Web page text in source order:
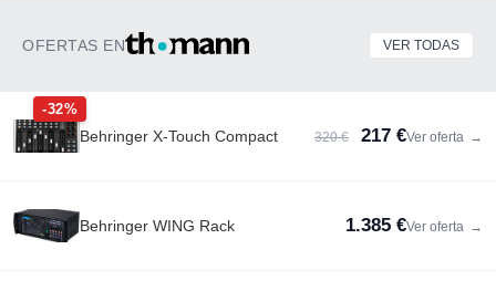
OFERTAS EN VER TODAS
-32%
Behringer X-Touch Compact 320 € 217 €Ver oferta →
Behringer WING Rack 1.385 €Ver oferta →